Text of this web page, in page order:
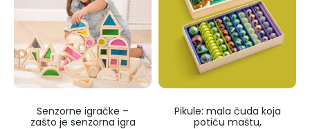
Senzorne igračke –
zašto je senzorna igra
Pikule: mala čuda koja
potiču maštu,